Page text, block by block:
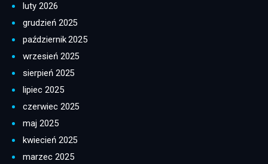
luty 2026
grudzień 2025
październik 2025
wrzesień 2025
sierpień 2025
lipiec 2025
czerwiec 2025
maj 2025
kwiecień 2025
marzec 2025